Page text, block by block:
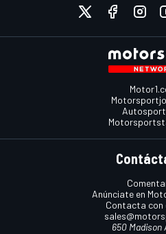
Anúnciate en
Contacta con
650 Madison